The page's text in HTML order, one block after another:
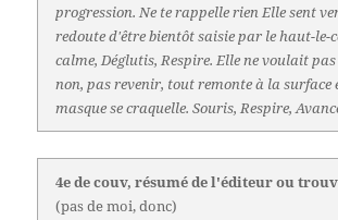
progression. Ne te rappelle rien Elle sent
redoute d'être bientôt saisie par le haut-le-
calme, Déglutis, Respire. Elle ne voulait
non, pas revenir, tout remonte à la surface
masque se craquelle. Souris, Respire,
4e de couv, résumé de l'éditeur ou
(pas de moi, donc)